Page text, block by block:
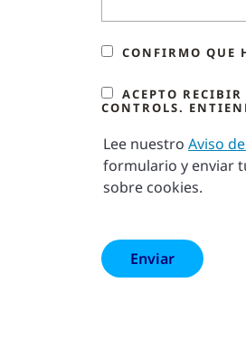
CONFIRMO QUE
ACEPTO
CONTROLS.
Lee nuestro Aviso
formulario y enviar
sobre cookies.